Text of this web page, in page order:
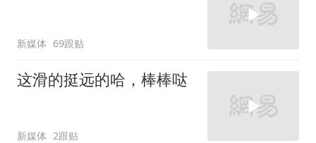
新媒体 69跟贴
这滑的挺远的哈，棒棒哒
新媒体 2跟贴